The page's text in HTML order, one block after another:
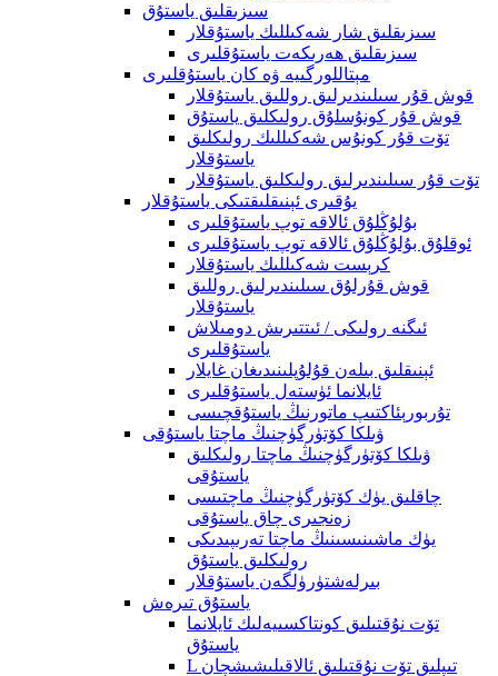
سىزىقلىق ياستۇق
سىزىقلىق شار شەكىللىك ياستۇقلار
سىزىقلىق ھەرىكەت ياستۇقلىرى
مېتاللورگىيە ۋە كان ياستۇقلىرى
قوش قۇر سىلىندىرلىق روللىق ياستۇقلار
قوش قۇر كونۇسلۇق رولىكلىق ياستۇق
تۆت قۇر كونۇس شەكىللىك رولىكلىق
ياستۇقلار
تۆت قۇر سىلىندىرلىق رولىكلىق ياستۇقلار
يۇقىرى ئېنىقلىقتىكى ياستۇقلار
بۇلۇڭلۇق ئالاقە توپ ياستۇقلىرى
ئوقلۇق بۇلۇڭلۇق ئالاقە توپ ياستۇقلىرى
كرېست شەكىللىك ياستۇقلار
قوش قۇرلۇق سىلىندىرلىق روللىق
ياستۇقلار
ئىگنە رولىكى / ئىتتىرىش دومىلاش
ياستۇقلىرى
ئېنىقلىق بىلەن قۇلۇپلىنىدىغان غايلار
ئايلانما ئۈستەل ياستۇقلىرى
تۇربورېئاكتىپ ماتورنىڭ ياستۇقچىسى
ۋىلكا كۆتۈرگۈچنىڭ ماچتا ياستۇقى
ۋىلكا كۆتۈرگۈچنىڭ ماچتا رولىكلىق
ياستۇقى
چاقلىق يۈك كۆتۈرگۈچنىڭ ماچتىسى
زەنجىرى چاق ياستۇقى
يۈك ماشىنىسىنىڭ ماچتا تەرىپىدىكى
رولىكلىق ياستۇق
بىرلەشتۈرۈلگەن ياستۇقلار
ياستۇق تىرەش
تۆت نۇقتىلىق كونتاكسىيەلىك ئايلانما
ياستۇق
L تىپلىق تۆت نۇقتىلىق ئالاقىلىشىشچان